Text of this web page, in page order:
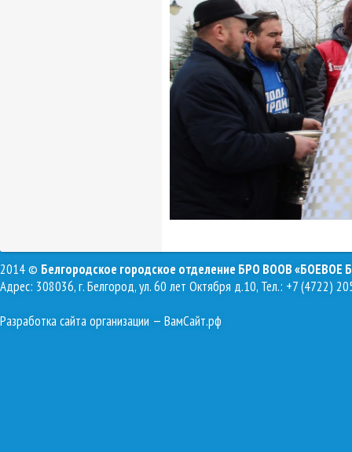
2014 © Белгородское городское отделение БРО ВООВ «БОЕВОЕ
Адрес: 308036, г. Белгород, ул. 60 лет Октября д.10, Тел.: +7 (4722)
Разработка сайта организации — ВамСайт.рф